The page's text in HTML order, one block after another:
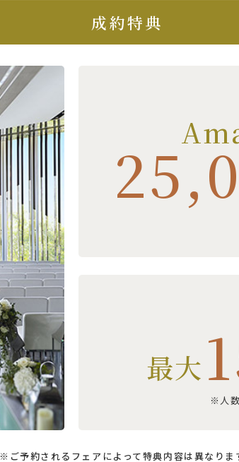
成約特典
最大
※人
※ご予約されるフェアによって特典内容は異なりま